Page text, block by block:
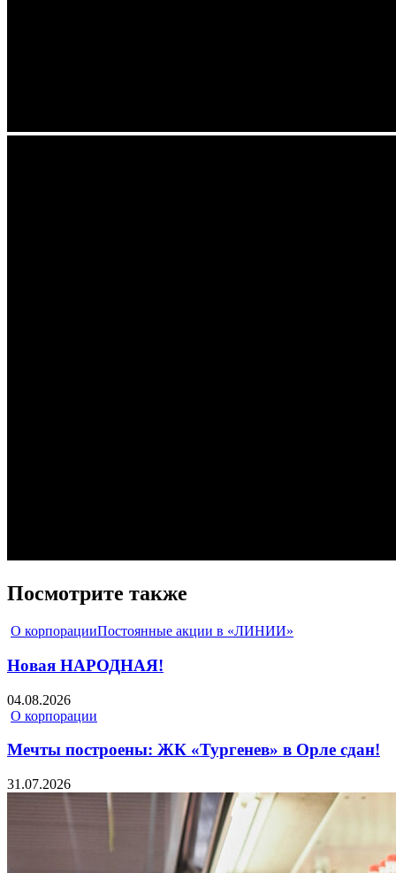
Посмотрите также
О корпорацииПостоянные акции в «ЛИНИИ»
Новая НАРОДНАЯ!
04.08.2026
О корпорации
Мечты построены: ЖК «Тургенев» в Орле сдан!
31.07.2026